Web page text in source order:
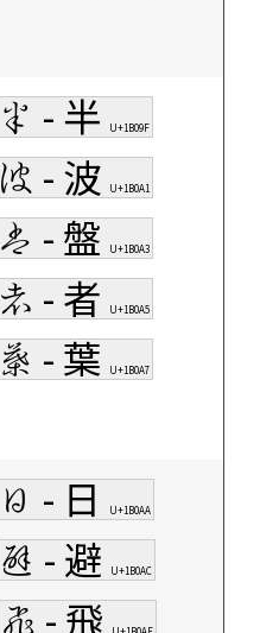
𛂟 - 半 U+1B09F
𛂡 - 波 U+1B0A1
𛂣 - 盤 U+1B0A3
𛂥 - 者 U+1B0A5
𛂧 - 葉 U+1B0A7
𛂪 - 日 U+1B0AA
𛂬 - 避 U+1B0AC
𛂮 - 飛